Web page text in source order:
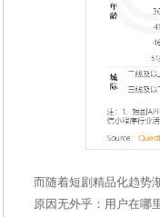
而随着短剧精品化趋势
原因无外乎：用户在哪